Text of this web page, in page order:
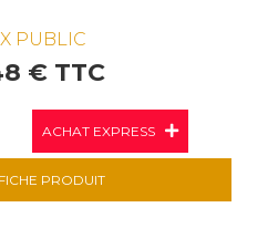
PUBLIC
€ TTC
ACHAT EXPRESS
PRODUIT